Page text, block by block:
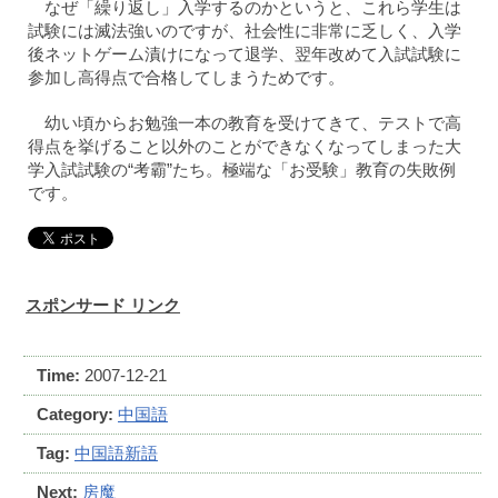
なぜ「繰り返し」入学するのかというと、これら学生は
試験には滅法強いのですが、社会性に非常に乏しく、入学
後ネットゲーム漬けになって退学、翌年改めて入試試験に
参加し高得点で合格してしまうためです。
幼い頃からお勉強一本の教育を受けてきて、テストで高
得点を挙げること以外のことができなくなってしまった大
学入試試験の“考霸”たち。極端な「お受験」教育の失敗例
です。
スポンサード リンク
Time: 2007-12-21
Category: 中国語
Tag: 中国語新語
Next: 房魔